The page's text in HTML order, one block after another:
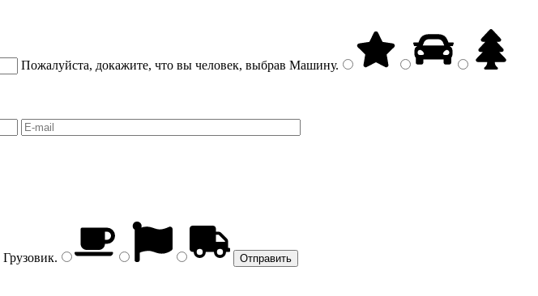
Пожалуйста, докажите, что вы человек, выбрав Машину.
Грузовик.